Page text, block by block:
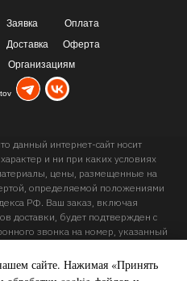
Заявка
Оплата
Доставка
Оферта
Организациям
сайте. Нажимая «Принять
данный интернет-сайт носит
и ни при каких условиях
цены, размещенные на
определяемой положениями
РФ. Ваш заказ, включая
доставки, будет подтвержден с
звонка на номер, указанный